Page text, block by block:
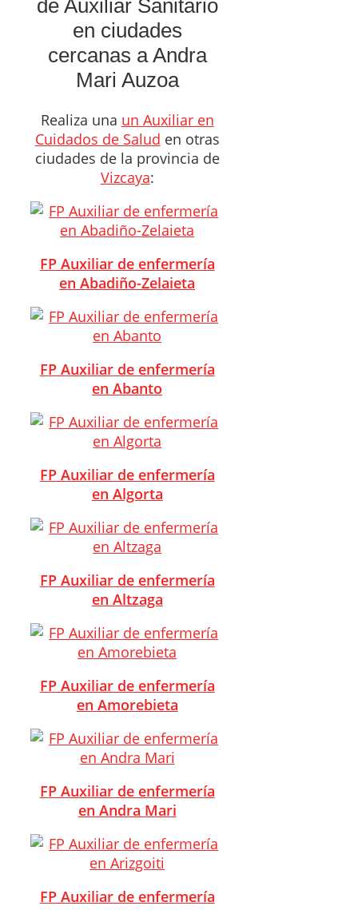
de Auxiliar Sanitario
en ciudades
cercanas a Andra
Mari Auzoa
Realiza una un Auxiliar en
Cuidados de Salud en otras
ciudades de la provincia de
Vizcaya:
FP Auxiliar de enfermería
en Abadiño-Zelaieta
FP Auxiliar de enfermería
en Abanto
FP Auxiliar de enfermería
en Algorta
FP Auxiliar de enfermería
en Altzaga
FP Auxiliar de enfermería
en Amorebieta
FP Auxiliar de enfermería
en Andra Mari
FP Auxiliar de enfermería